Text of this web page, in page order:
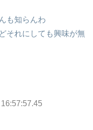
も知らんわ
それにしても興味が無